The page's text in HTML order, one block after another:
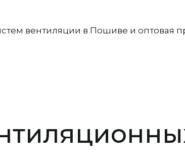
вентиляции в Пошиве и оптовая